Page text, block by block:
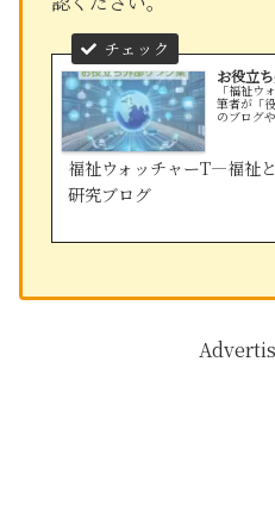
お役立
「福祉ウ
筆者が「
のブログ
福祉ウォッチャーT—福祉
研究ブログ